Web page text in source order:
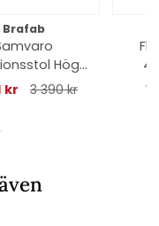
Brafab
Hög
khaki/sand
kr 3 390 kr